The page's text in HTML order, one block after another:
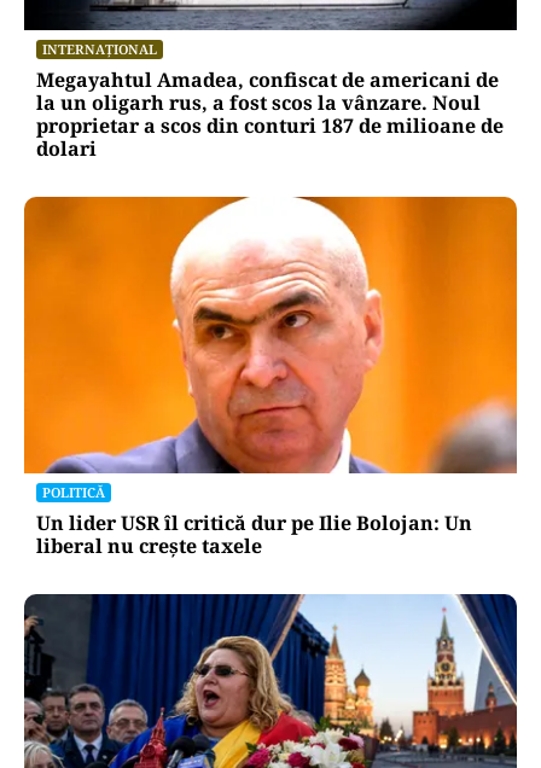
INTERNAȚIONAL
Megayahtul Amadea, confiscat de americani de
la un oligarh rus, a fost scos la vânzare. Noul
proprietar a scos din conturi 187 de milioane de
dolari
POLITICĂ
Un lider USR îl critică dur pe Ilie Bolojan: Un
liberal nu crește taxele